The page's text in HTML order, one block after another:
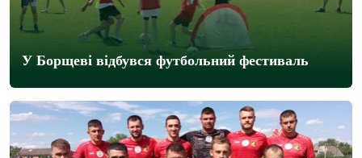
У Борщеві відбувся футбольний фестиваль